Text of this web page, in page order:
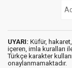
UYARI: Küfür,
içeren, imla kuralları
Türkçe karakter
onaylanmamaktadır.